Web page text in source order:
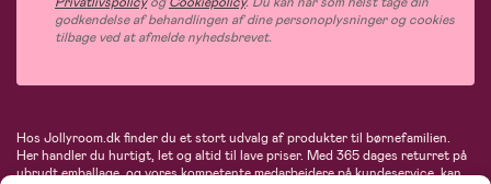
godkendelse af behandlingen af dine personoplysninger og cookies
tilbage ved at afmelde nyhedsbrevet.
Hos Jollyroom.dk finder du et stort udvalg af produkter til børnefamilien.
Her handler du hurtigt, let og altid til lave priser. Med 365 dages returret på
ubrudt emballage, og vores kompetente medarbejdere på kundeservice, kan